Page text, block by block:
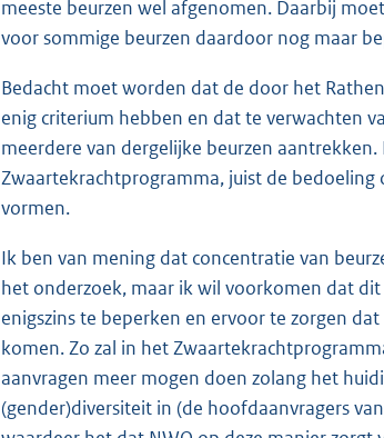
meeste beurzen wel afgenomen. Daarbij
voor sommige beurzen daardoor nog maar
Bedacht moet worden dat de door het
enig criterium hebben en dat te verwachten
meerdere van dergelijke beurzen
Zwaartekrachtprogramma, juist de
vormen.
Ik ben van mening dat concentratie van
het onderzoek, maar ik wil voorkomen dat
enigszins te beperken en ervoor te zorgen
komen. Zo zal in het
aanvragen meer mogen doen zolang het
(gender)diversiteit in (de hoofdaanvragers